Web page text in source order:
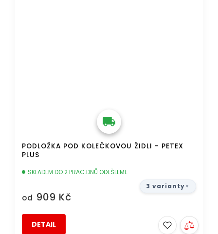
PODLOŽKA POD KOLEČKOVOU ŽIDLI - PETEX
PLUS
SKLADEM DO 2 PRAC.DNŮ ODEŠLEME
od 909 Kč
DETAIL
3 varianty